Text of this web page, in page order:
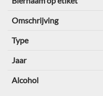
Omschrijving
Type
Jaar
Alcohol